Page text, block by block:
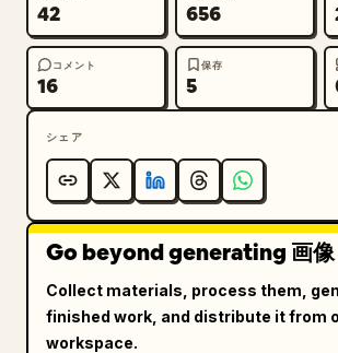
42 656
コメント
16
保存
5
シェア
Go beyond generating 画像
Collect materials, process them,
finished work, and distribute it from
workspace.